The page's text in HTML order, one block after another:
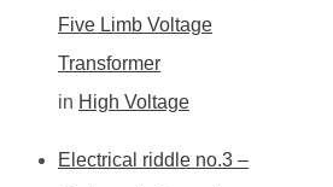
Five Limb Voltage
Transformer
in High Voltage
Electrical riddle no.3 –